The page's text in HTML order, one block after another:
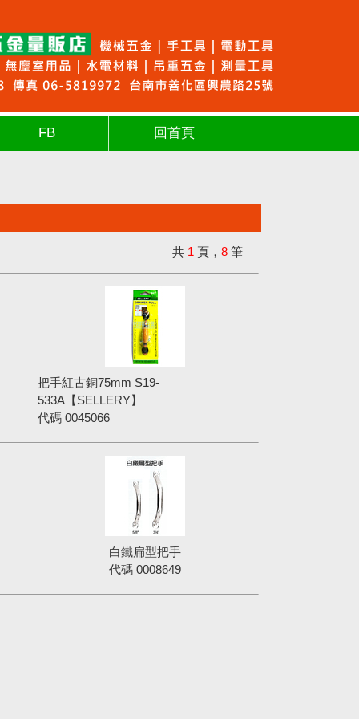
FB 回首頁
共 1 頁， 8 筆
把手紅古銅75mm S19-
533A【SELLERY】
代碼 0045066
白鐵扁型把手
代碼 0008649